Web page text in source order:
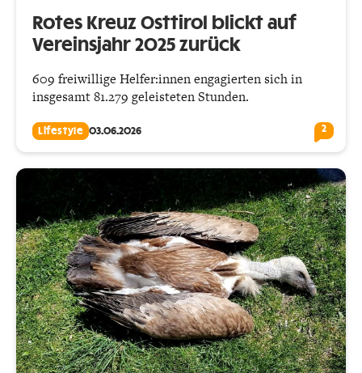
Rotes Kreuz Osttirol blickt auf
Vereinsjahr 2025 zurück
609 freiwillige Helfer:innen engagierten sich in
insgesamt 81.279 geleisteten Stunden.
Lifestyle 03.06.2026 2